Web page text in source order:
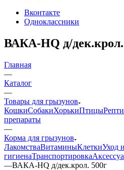
Вконтакте
Одноклассники
ВАКА-HQ д/дек.крол.
Главная
—
Каталог
—
Товары для грызунов
КошкиСобакиХорькиПтицы
препараты
—
Корма для грызунов
ЛакомстваВитаминыКлеткиУход и
гигиенаТранспортировка
—ВАКА-HQ д/дек.крол. 500г